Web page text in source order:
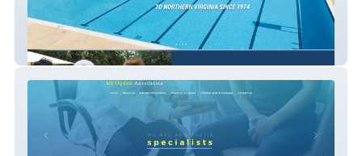
Crystal Aquatics